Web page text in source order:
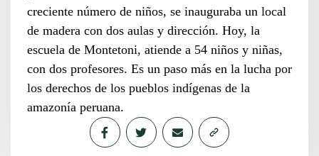
creciente número de niños, se inauguraba un local
de madera con dos aulas y dirección. Hoy, la
escuela de Montetoni, atiende a 54 niños y niñas,
con dos profesores. Es un paso más en la lucha por
los derechos de los pueblos indígenas de la
amazonía peruana.